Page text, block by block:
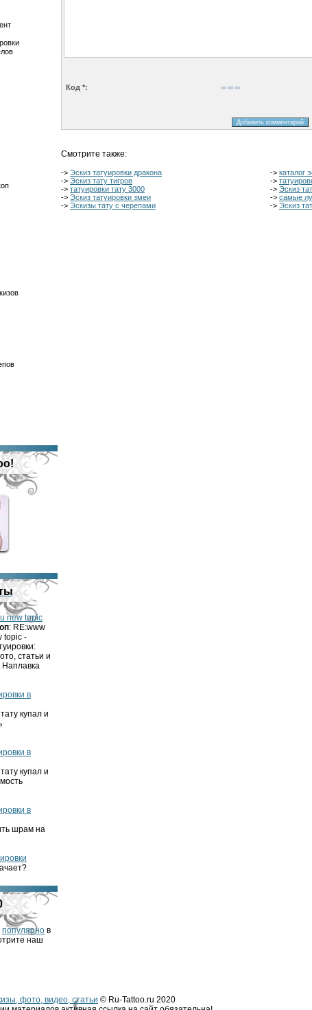
new topic
: RE:www
topic -
статьи и
в
купал и
в
купал и
в
шрам на
популярно в
наш
Код *:
Смотрите также:
-> Эскиз татуировки дракона -> каталог
-> Эскиз тату тигров ->
-> татуировки тату 3000 -> Эскиз
-> Эскиз татуировки змеи -> самые
-> Эскизы тату с черепами -> Эскиз
фото, видео, статьи © Ru-Tattoo.ru 2020